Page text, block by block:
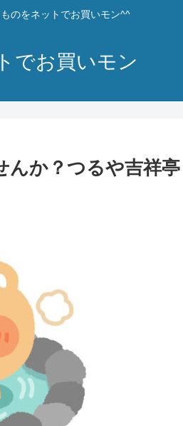
のをネットでお買いモン^^
でお買いモン
んか？つるや吉祥亭